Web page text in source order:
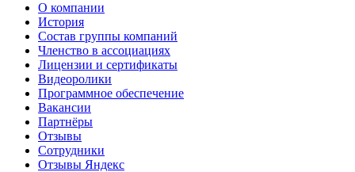
О компании
История
Состав группы компаний
Членство в ассоциациях
Лицензии и сертификаты
Видеоролики
Программное обеспечение
Вакансии
Партнёры
Отзывы
Сотрудники
Отзывы Яндекс